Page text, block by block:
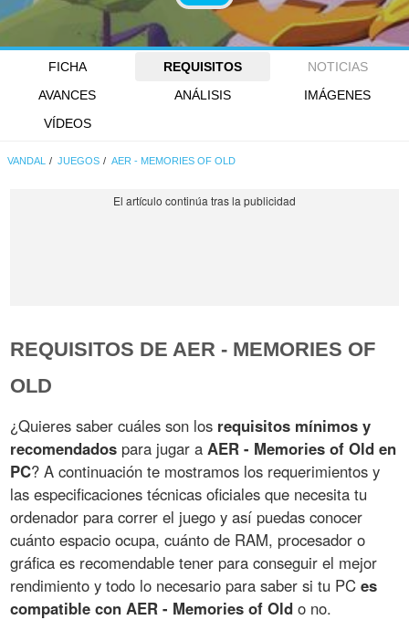
FICHA REQUISITOS
NOTICIAS
AVANCES
ANÁLISIS
IMÁGENES
VÍDEOS
VANDAL JUEGOS AER - MEMORIES OF OLD
REQUISITOS DE AER - MEMORIES OF
OLD
¿Quieres saber cuáles son los requisitos mínimos y
recomendados para jugar aAER - Memories of Old en
PC? A continuación te mostramos los requerimientos y
las especificaciones técnicas oficiales que necesita tu
ordenador para correr el juego y así puedas conocer
cuánto espacio ocupa, cuánto de RAM, procesador o
gráfica es recomendable tener para conseguir el mejor
rendimiento y todo lo necesario para saber si tu PCes
compatible con AER - Memories of Old o no.